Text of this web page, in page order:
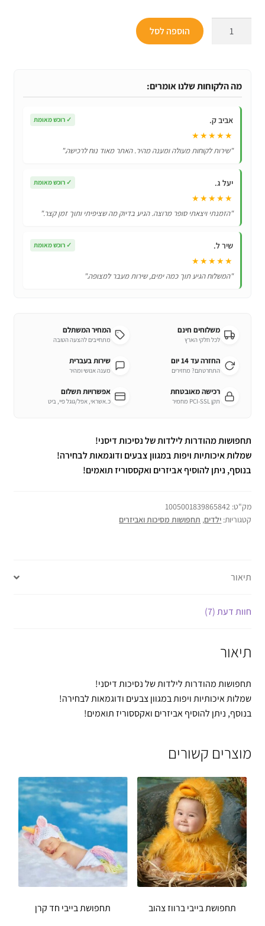
דיסני
עם
ואקססוריז
תואמים!
הוספה לסל
מה הלקוחות שלנו אומרים:
אביב ק. ✓ רוכש מאומת
★★★★★
"שירות לקוחות מעולה ומענה מהיר. האתר מאוד נוח לרכישה."
יעל ג. ✓ רוכש מאומת
★★★★★
"הזמנתי ויצאתי סופר מרוצה. הגיע בדיוק מה שציפיתי ותוך זמן קצר."
שיר ל. ✓ רוכש מאומת
★★★★★
"המשלוח הגיע תוך כמה ימים, שירות מעבר למצופה."
משלוחים חינם
לכל חלקי הארץ
המחיר המשתלם
מתחייבים להצעה הטובה
החזרה עד 14 יום
התחרטתם? מחזירים
שירות בעברית
מענה אנושי ומהיר
רכישה מאובטחת
תקן PCI-SSL מחמיר
אפשרויות תשלום
כ.אשראי, אפל/גוגל פיי, ביט
תחפושות מהודרות לילדות של נסיכות דיסני!
שמלות איכותיות ויפות במגוון צבעים ודוגמאות לבחירה!
בנוסף, ניתן להוסיף אביזרים ואקססוריז תואמים!
מק"ט: 1005001839865842
קטגוריות: ילדים, תחפושות מסיכות ואביזרים
תיאור
חוות דעת (7)
תיאור
תחפושות מהודרות לילדות של נסיכות דיסני!
שמלות איכותיות ויפות במגוון צבעים ודוגמאות לבחירה!
בנוסף, ניתן להוסיף אביזרים ואקססוריז תואמים!
מוצרים קשורים
תחפושת בייבי ברווז צהוב תחפושת בייבי חד קרן